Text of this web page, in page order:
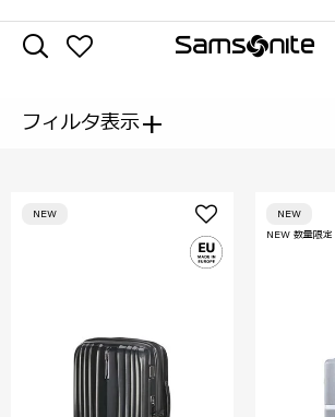
フィルタ表示+
NEW
NEW 数量限定
NEW